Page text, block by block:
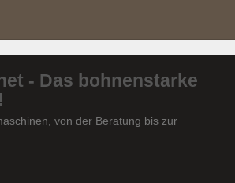
- Das bohnenstarke
von der Beratung bis zur